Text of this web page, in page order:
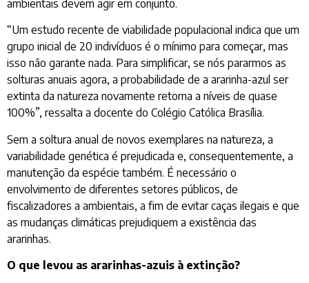
ambientais devem agir em conjunto.
“Um estudo recente de viabilidade populacional indica que um
grupo inicial de 20 indivíduos é o mínimo para começar, mas
isso não garante nada. Para simplificar, se nós pararmos as
solturas anuais agora, a probabilidade de a ararinha-azul ser
extinta da natureza novamente retorna a níveis de quase
100%”, ressalta a docente do Colégio Católica Brasília.
Sem a soltura anual de novos exemplares na natureza, a
variabilidade genética é prejudicada e, consequentemente, a
manutenção da espécie também. É necessário o
envolvimento de diferentes setores públicos, de
fiscalizadores a ambientais, a fim de evitar caças ilegais e que
as mudanças climáticas prejudiquem a existência das
ararinhas.
O que levou as ararinhas-azuis à extinção?